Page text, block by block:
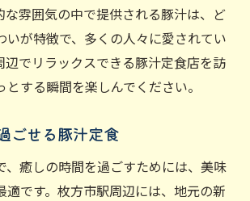
な雰囲気の中で提供される豚汁は、ど
いが特徴で、多くの人々に愛されてい
辺でリラックスできる豚汁定食店を訪
する瞬間を楽しんでください。
ごせる豚汁定食
、癒しの時間を過ごすためには、美味
適です。枚方市駅周辺には、地元の新